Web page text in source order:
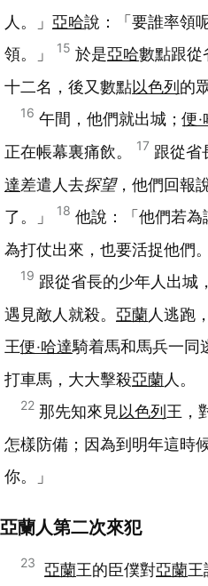
人。」 亞哈說：「要誰率領
領。」
15 於是亞哈數點跟從
十二名，後又數點以色列 的
16 午間，他們就出城；便
正在帳幕裏痛飲。
17 跟從省
達差遣人去探望，他們回報
了。」
18 他說：「他們若
為打仗出來，也要活捉他們。
19 跟從省長的少年人出城
遇見敵人就殺。 亞蘭人逃跑，
王便‧哈達騎着馬和馬兵一同
打車馬，大大擊殺亞蘭人。
22 那先知來見以色列 王，
怎樣防備；因為到明年這時
你。」
亞蘭人第二次來犯
23 亞蘭王的臣僕對亞蘭王